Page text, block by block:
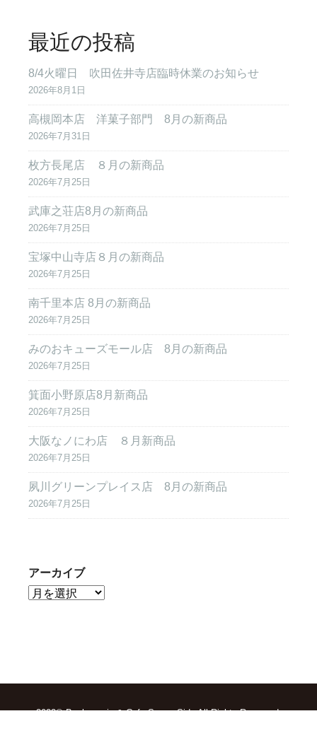
最近の投稿
8/4火曜日 吹田佐井寺店臨時休業のお知らせ
2026年8月1日
高槻岡本店 洋菓子部門 8月の新商品
2026年7月31日
枚方長尾店 ８月の新商品
2026年7月25日
武庫之荘店8月の新商品
2026年7月25日
宝塚中山寺店８月の新商品
2026年7月25日
南千里本店 8月の新商品
2026年7月25日
みのおキューズモール店 8月の新商品
2026年7月25日
箕面小野原店8月新商品
2026年7月25日
大阪なノにわ店 ８月新商品
2026年7月25日
夙川グリーンプレイス店 8月の新商品
2026年7月25日
アーカイブ
2022© Boulangerie & Cafe Sunny Side All Rights Reserved.